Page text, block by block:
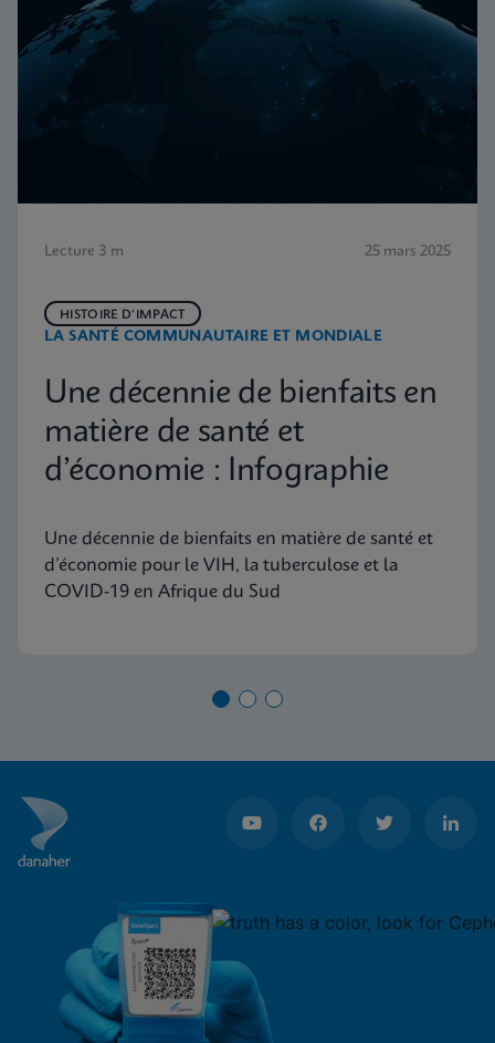
Lecture 3 m 25 mars 2025
LA SANTÉ COMMUNAUTAIRE ET MONDIALE
HISTOIRE D’IMPACT
Une décennie de bienfaits en
matière de santé et
d’économie : Infographie
Une décennie de bienfaits en matière de santé et
d’économie pour le VIH, la tuberculose et la
COVID-19 en Afrique du Sud